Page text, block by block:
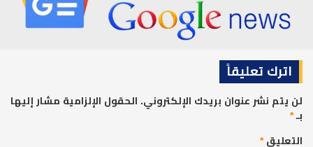
اترك تعليقاً
لن يتم نشر عنوان بريدك الإلكتروني. الحقول الإلزامية مشار إليها
بـ*
التعليق*